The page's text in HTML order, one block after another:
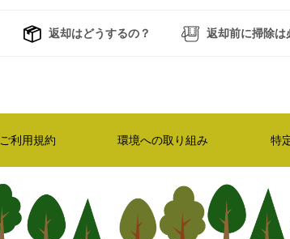
返却はどうするの？ 返却前に掃除は
ご利用規約 環境への取り組み 特